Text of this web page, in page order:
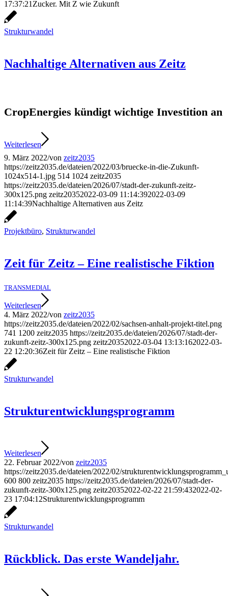
17:37:21 Zucker. Mit Z wie Zukunft
Strukturwandel
Nachhaltige Alternativen aus Zeitz
CropEnergies kündigt wichtige Investition an
Weiterlesen
9. März 2022/von zeitz2035
https://zeitz2035.de/dateien/2022/03/bruecke-in-die-Zukunft-
1024x514-1.jpg 514 1024 zeitz2035
https://zeitz2035.de/dateien/2026/07/stadt-der-zukunft-zeitz-
300x125.png zeitz20352022-03-09 11:14:392022-03-09
11:14:39Nachhaltige Alternativen aus Zeitz
Projektbüro, Strukturwandel
Zeit für Zeitz – Eine realistische Fiktion
TRANSMEDIAL
Weiterlesen
4. März 2022/von zeitz2035
https://zeitz2035.de/dateien/2022/02/sachsen-anhalt-projekt-titel.png
741 1200 zeitz2035 https://zeitz2035.de/dateien/2026/07/stadt-der-
zukunft-zeitz-300x125.png zeitz20352022-03-04 13:13:162022-03-
22 12:20:36Zeit für Zeitz – Eine realistische Fiktion
Strukturwandel
Strukturentwicklungsprogramm
Weiterlesen
22. Februar 2022/von zeitz2035
https://zeitz2035.de/dateien/2022/02/
600 800 zeitz2035 https://zeitz2035.de/dateien/2026/07/stadt-der-
zukunft-zeitz-300x125.png zeitz20352022-02-22 21:59:432022-02-
23 17:04:12Strukturentwicklungsprogramm
Strukturwandel
Rückblick. Das erste Wandeljahr.